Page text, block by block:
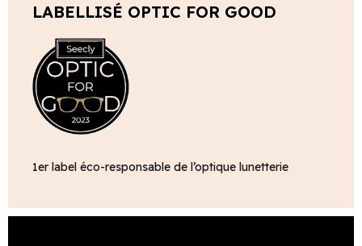
LABELLISÉ OPTIC FOR GOOD
1er label éco-responsable de l’optique lunetterie